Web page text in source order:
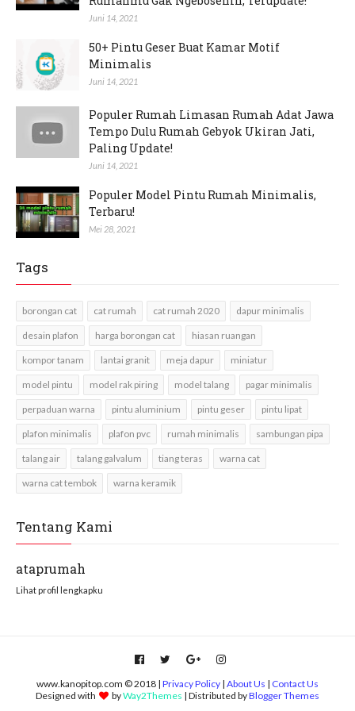
Juni 14, 2021
50+ Pintu Geser Buat Kamar Motif
Minimalis
Juni 14, 2021
Populer Rumah Limasan Rumah Adat Jawa
Tempo Dulu Rumah Gebyok Ukiran Jati,
Paling Update!
Juni 14, 2021
Populer Model Pintu Rumah Minimalis,
Terbaru!
Mei 28, 2021
Tags
borongan cat cat rumah cat rumah 2020 dapur minimalis
desain plafon harga borongan cat hiasan ruangan
kompor tanam lantai granit meja dapur miniatur
model pintu model rak piring model talang pagar minimalis
perpaduan warna pintu aluminium pintu geser pintu lipat
plafon minimalis plafon pvc rumah minimalis sambungan pipa
talang air talang galvalum tiang teras warna cat
warna cat tembok warna keramik
Tentang Kami
ataprumah
Lihat profil lengkapku
www.kanopitop.com © 2018 | Privacy Policy | About Us | Contact Us
Designed with
byWay2Themes | Distributed byBlogger Themes